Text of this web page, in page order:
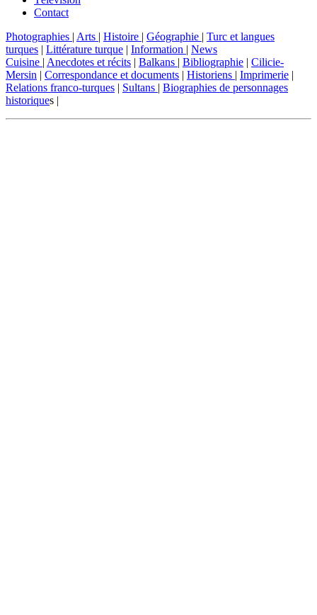
Contact
Photographies | Arts | Histoire | Géographie | Turc et langues
turques | Littérature turque | Information | News
Cuisine | Anecdotes et récits | Balkans | Bibliographie | Cilicie-
Mersin | Correspondance et documents | Historiens | Imprimerie |
Relations franco-turques | Sultans | Biographies de personnages
historiques |